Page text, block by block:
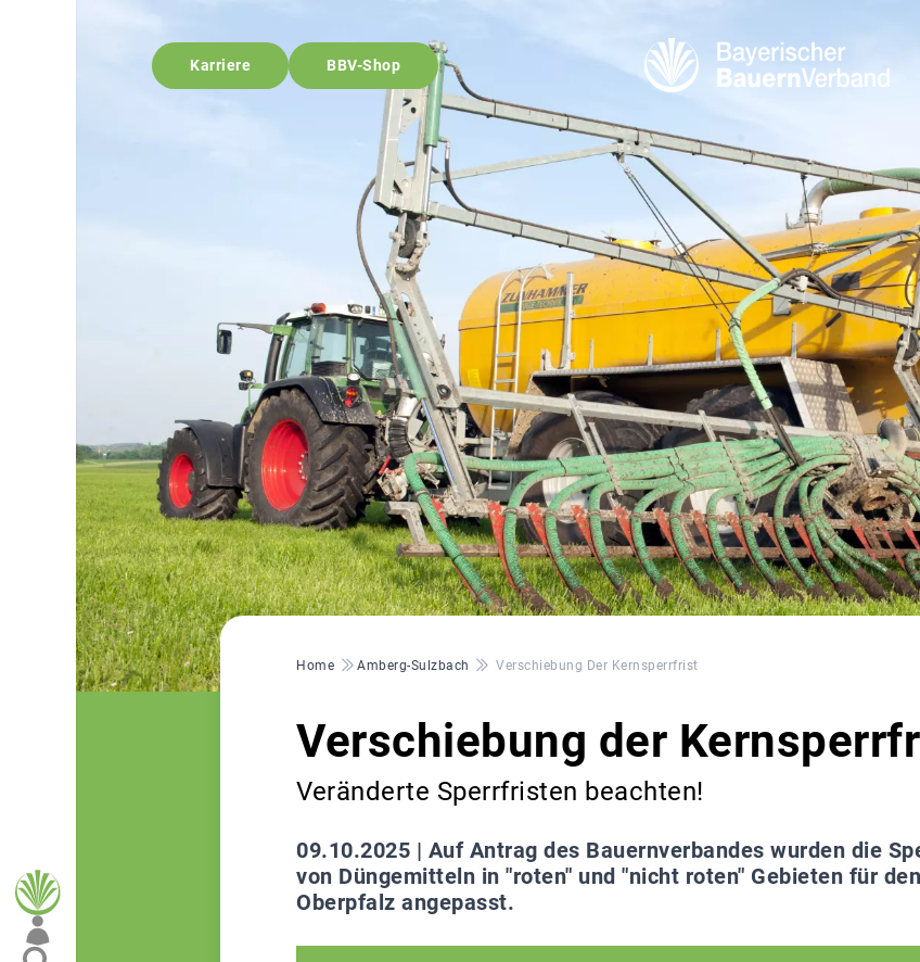
Karriere BBV-Shop
Pfadnavigation
Home Amberg-Sulzbach Verschiebung Der Kernsperrfrist
Verschiebung der
Veränderte Sperrfristen beachten!
09.10.2025 | Auf Antrag des Bauernverbandes wurden die
von Düngemitteln in "roten" und "nicht roten" Gebieten für
Oberpfalz angepasst.